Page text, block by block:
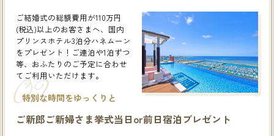
ご結婚式の総額費用が110万円
(税込)以上のお客さまへ、国内
プリンスホテル3泊分ハネムーン
をプレゼント！ご連泊や1泊ずつ
等、おふたりのご予定に合わせ
てご利用いただけます。
02
特別な時間をゆっくりと
ご新郎ご新婦さま挙式当日or前日宿泊プレゼント